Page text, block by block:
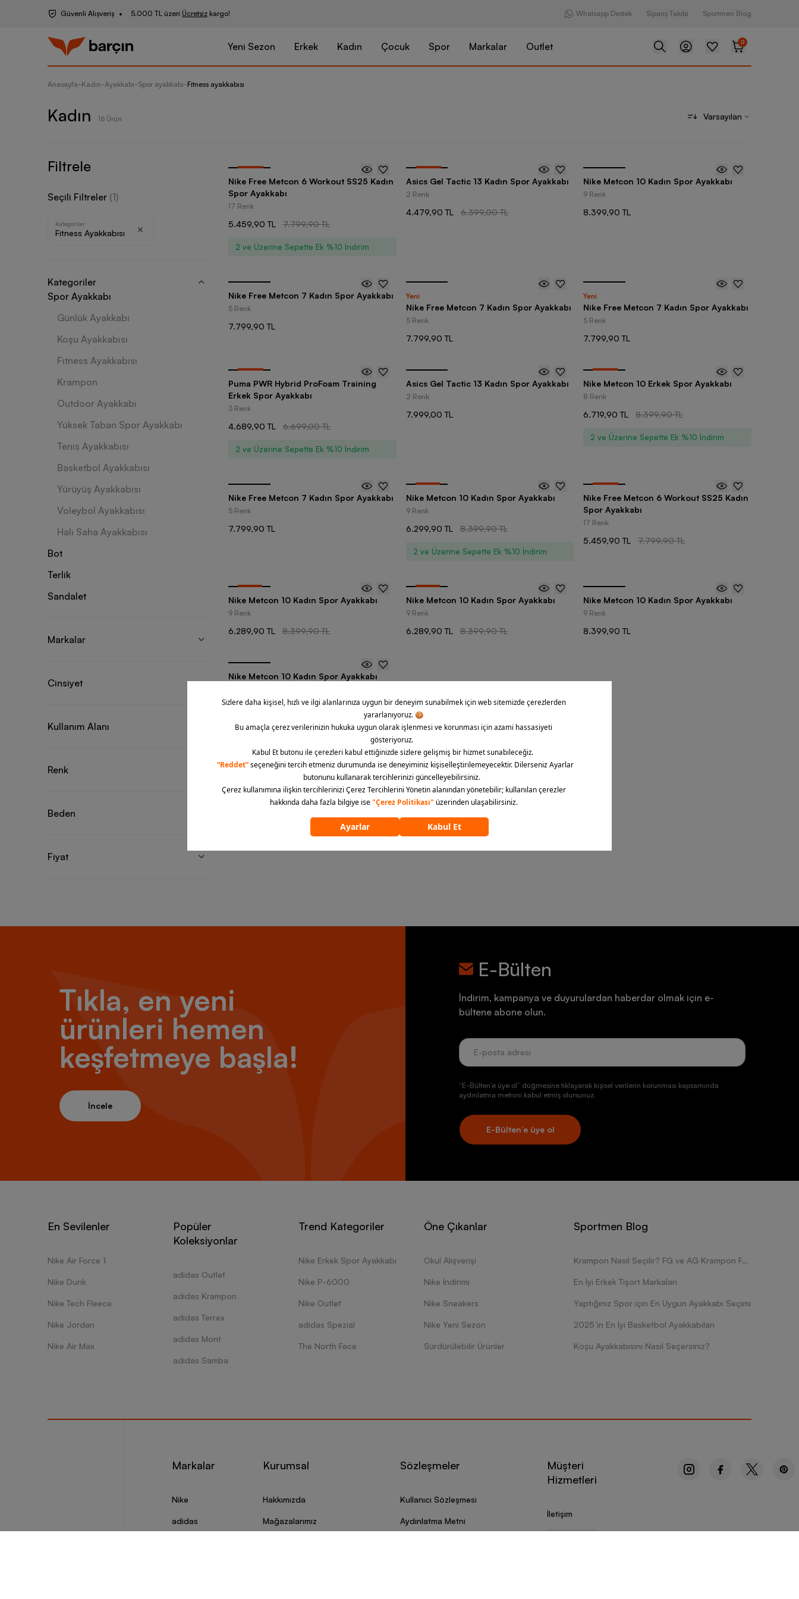
Güvenli Alışveriş 5.000 TL üzeri Ücretsiz kargo! Whatsapp Destek Sipariş Takibi Sportmen Blog
Yeni Sezon Erkek Kadın Çocuk Spor Markalar Outlet 0
Anasayfa-Kadın-Ayakkabı-Spor ayakkabı-Fitness ayakkabısı
Kadın 16 Ürün Varsayılan
Filtrele
Seçili Filtreler (1)
Kategoriler
Fitness Ayakkabısı
Kategoriler
Spor Ayakkabı
Günlük Ayakkabı
Koşu Ayakkabısı
Fitness Ayakkabısı
Krampon
Outdoor Ayakkabı
Yüksek Taban Spor Ayakkabı
Tenis Ayakkabısı
Basketbol Ayakkabısı
Yürüyüş Ayakkabısı
Voleybol Ayakkabısı
Halı Saha Ayakkabısı
Bot
Terlik
Sandalet
Markalar
Cinsiyet
Kullanım Alanı
Renk
Beden
Fiyat
Nike Free Metcon 6 Workout SS25 Kadın
Spor Ayakkabı
17 Renk
5.459,90 TL 7.799,90 TL
2 ve Üzerine Sepette Ek %10 İndirim
Asics Gel Tactic 13 Kadın Spor Ayakkabı
2 Renk
4.479,90 TL 6.399,00 TL
Nike Metcon 10 Kadın Spor Ayakkabı
9 Renk
8.399,90 TL
Nike Free Metcon 7 Kadın Spor Ayakkabı
5 Renk
7.799,90 TL
Yeni
Nike Free Metcon 7 Kadın Spor Ayakkabı
5 Renk
7.799,90 TL
Yeni
Nike Free Metcon 7 Kadın Spor Ayakkabı
5 Renk
7.799,90 TL
Puma PWR Hybrid ProFoam Training
Erkek Spor Ayakkabı
3 Renk
4.689,90 TL 6.699,00 TL
2 ve Üzerine Sepette Ek %10 İndirim
Asics Gel Tactic 13 Kadın Spor Ayakkabı
2 Renk
7.999,00 TL
Nike Metcon 10 Erkek Spor Ayakkabı
8 Renk
6.719,90 TL 8.399,90 TL
2 ve Üzerine Sepette Ek %10 İndirim
Nike Free Metcon 7 Kadın Spor Ayakkabı
5 Renk
7.799,90 TL
Nike Metcon 10 Kadın Spor Ayakkabı
9 Renk
6.299,90 TL 8.399,90 TL
2 ve Üzerine Sepette Ek %10 İndirim
Nike Free Metcon 6 Workout SS25 Kadın
Spor Ayakkabı
17 Renk
5.459,90 TL 7.799,90 TL
Nike Metcon 10 Kadın Spor Ayakkabı
9 Renk
6.289,90 TL 8.399,90 TL
Nike Metcon 10 Kadın Spor Ayakkabı
9 Renk
6.289,90 TL 8.399,90 TL
Nike Metcon 10 Kadın Spor Ayakkabı
9 Renk
8.399,90 TL
Nike Metcon 10 Kadın Spor Ayakkabı
8.399,90 TL
Tıkla, en yeni
ürünleri hemen
keşfetmeye başla!
İncele
E-Bülten
İndirim, kampanya ve duyurulardan haberdar olmak için e-
bültene abone olun.
“E-Bülten’e üye ol” düğmesine tıklayarak kişisel verilerin korunması kapsamında
aydınlatma metnini kabul etmiş olursunuz.
E-Bülten’e üye ol
En Sevilenler
Nike Air Force 1
Nike Dunk
Nike Tech Fleece
Nike Jordan
Nike Air Max
Popüler
Koleksiyonlar
adidas Outlet
adidas Krampon
adidas Terrex
adidas Mont
adidas Samba
Trend Kategoriler
Nike Erkek Spor Ayakkabı
Nike P-6000
Nike Outlet
adidas Spezial
The North Face
Öne Çıkanlar
Okul Alışverişi
Nike İndirimi
Nike Sneakers
Nike Yeni Sezon
Sürdürülebilir Ürünler
Sportmen Blog
Krampon Nasıl Seçilir? FG ve AG Krampon Farkları Nelerdir?
En İyi Erkek Tişört Markaları
Yaptığınız Spor için En Uygun Ayakkabı Seçimi
2025’in En İyi Basketbol Ayakkabıları
Koşu Ayakkabısını Nasıl Seçersiniz?
Markalar
Nike
adidas
Kurumsal
Hakkımızda
Mağazalarımız
Sözleşmeler
Kullanıcı Sözleşmesi
Aydınlatma Metni
Müşteri
Hizmetleri
İletişim